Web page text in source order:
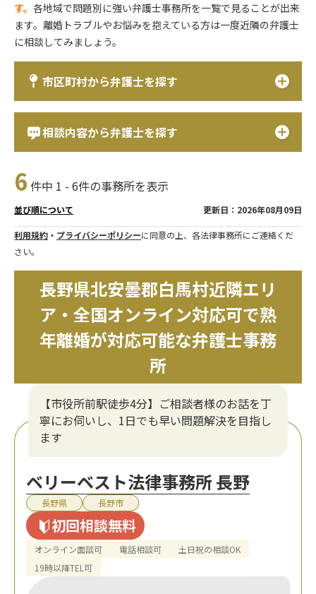
す。各地域で問題別に強い弁護士事務所を一覧で見ることが出来
ます。離婚トラブルやお悩みを抱えている方は一度近隣の弁護士
に相談してみましょう。
市区町村から弁護士を探す
相談内容から弁護士を探す
6 件中 1 - 6件の事務所を表示
並び順について 更新日：2026年08月09日
利用規約 ・ プライバシーポリシーに同意の上、各法律事務所にご連絡くだ
さい。
長野県北安曇郡白馬村近隣エリ
ア・全国オンライン対応可で熟
年離婚が対応可能な弁護士事務
所
【市役所前駅徒歩4分】ご相談者様のお話を丁
寧にお伺いし、1日でも早い問題解決を目指し
ます
ベリーベスト法律事務所 長野
長野県 長野市
初回相談無料
オンライン面談可 電話相談可
土日祝の相談OK
19時以降TEL可